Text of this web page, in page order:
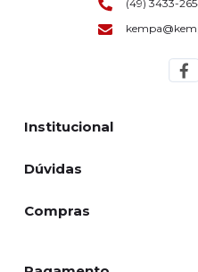
Institucional
Dúvidas
Compras
(49) 3433-